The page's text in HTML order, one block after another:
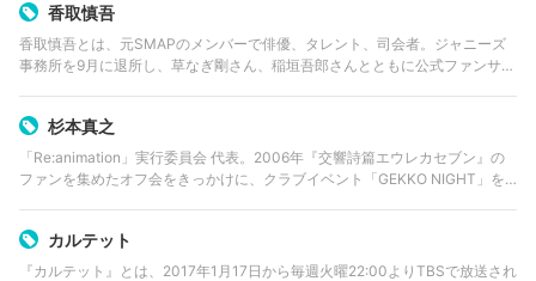
香取慎吾
香取慎吾とは、元SMAPのメンバーで俳優、タレント、司会者。ジャニーズ
事務所を9月に退所し、草なぎ剛さん、稲垣吾郎さんとともに公式ファンサイ
杉本真之
「Re:animation」実行委員会 代表。2006年『交響詩篇エウレカセブン』の
ファンを集めたオフ会をきっかけに、クラブイベント「GEKKO NIGHT」を
カルテット
『カルテット』とは、2017年1月17日から毎週火曜22:00よりTBSで放送され